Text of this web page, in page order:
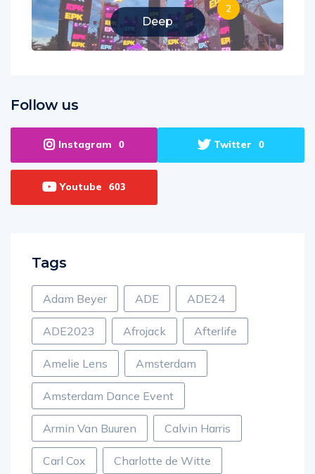
Deep
2
Follow us
Instagram 0 Twitter 0
Youtube 603
Tags
Adam Beyer ADE ADE24
ADE2023 Afrojack Afterlife
Amelie Lens Amsterdam
Amsterdam Dance Event
Armin Van Buuren Calvin Harris
Carl Cox Charlotte de Witte